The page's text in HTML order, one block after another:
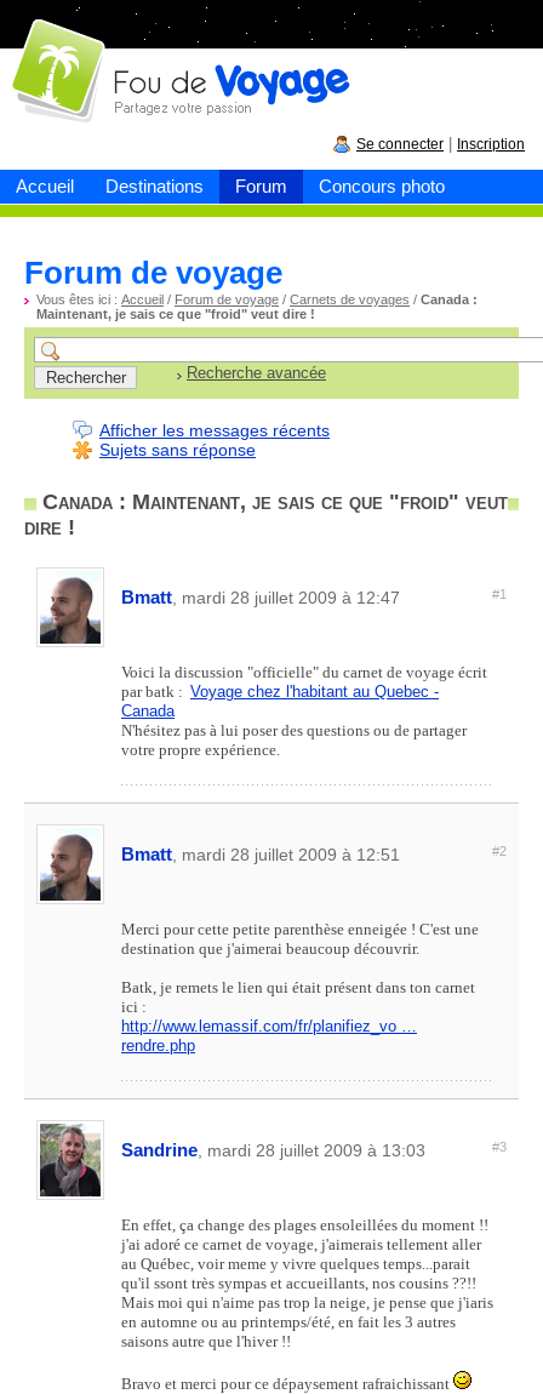
Accueil Destinations Forum Concours photo
Fou devoyage
Se connecter Inscription
Forum de voyage
Vous êtes ici : Accueil / Forum de voyage / Carnets de voyages / Canada :
Maintenant, je sais ce que "froid" veut dire !
Recherche avancée
Afficher les messages récents
Sujets sans réponse
Canada : Maintenant, je sais ce que "froid" veut
dire !
Bmatt , mardi 28 juillet 2009 à 12:47 #1
Voici la discussion "officielle" du carnet de voyage écrit
par batk : Voyage chez l'habitant au Quebec -
Canada
N'hésitez pas à lui poser des questions ou de partager
votre propre expérience.
Bmatt , mardi 28 juillet 2009 à 12:51 #2
Merci pour cette petite parenthèse enneigée ! C'est une
destination que j'aimerai beaucoup découvrir.
Batk, je remets le lien qui était présent dans ton carnet
ici :
http://www.lemassif.com/fr/planifiez_vo …
rendre.php
Sandrine , mardi 28 juillet 2009 à 13:03 #3
En effet, ça change des plages ensoleillées du moment !!
j'ai adoré ce carnet de voyage, j'aimerais tellement aller
au Québec, voir meme y vivre quelques temps...parait
qu'il ssont très sympas et accueillants, nos cousins ??!!
Mais moi qui n'aime pas trop la neige, je pense que j'iaris
en automne ou au printemps/été, en fait les 3 autres
saisons autre que l'hiver !!
Bravo et merci pour ce dépaysement rafraichissant